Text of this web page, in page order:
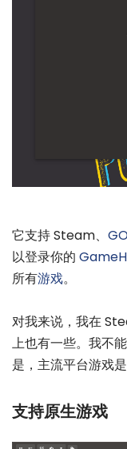
它支持 Steam、
以登录你的
所有游戏。
对我来说，我在
上也有一些。我不
是，主流平台游戏是
支持原生游戏